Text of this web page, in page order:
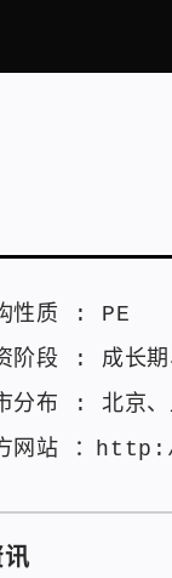
性质 : PE
阶段 : 成长期
分布 : 北京、
网站 ：